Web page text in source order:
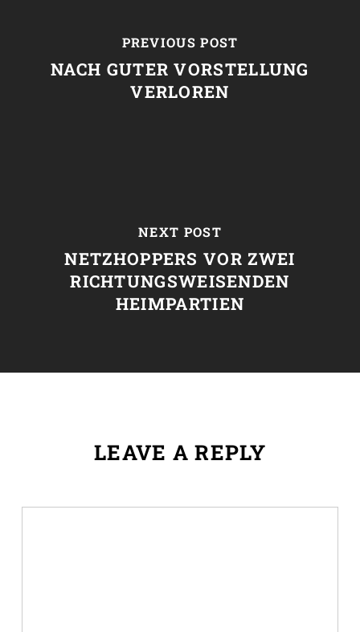
PREVIOUS POST
NACH GUTER VORSTELLUNG
VERLOREN
NEXT POST
NETZHOPPERS VOR ZWEI
RICHTUNGSWEISENDEN
HEIMPARTIEN
LEAVE A REPLY